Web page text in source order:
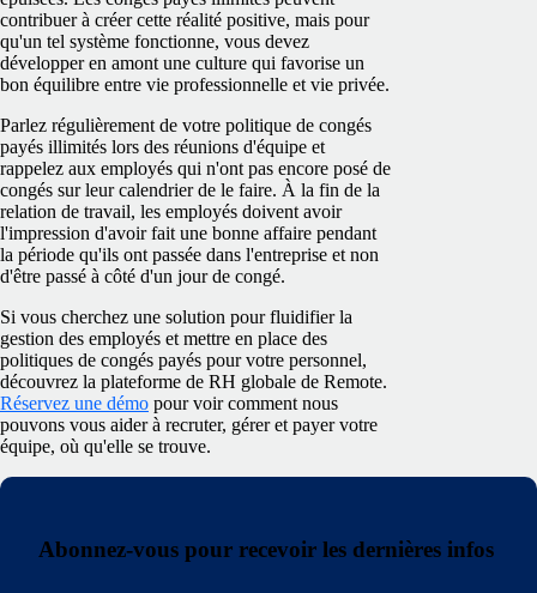
contribuer à créer cette réalité positive, mais pour
qu'un tel système fonctionne, vous devez
développer en amont une culture qui favorise un
bon équilibre entre vie professionnelle et vie privée.
Parlez régulièrement de votre politique de congés
payés illimités lors des réunions d'équipe et
rappelez aux employés qui n'ont pas encore posé de
congés sur leur calendrier de le faire. À la fin de la
relation de travail, les employés doivent avoir
l'impression d'avoir fait une bonne affaire pendant
la période qu'ils ont passée dans l'entreprise et non
d'être passé à côté d'un jour de congé.
Si vous cherchez une solution pour fluidifier la
gestion des employés et mettre en place des
politiques de congés payés pour votre personnel,
découvrez la plateforme de RH globale de Remote.
Réservez une démo pour voir comment nous
pouvons vous aider à recruter, gérer et payer votre
équipe, où qu'elle se trouve.
Abonnez-vous pour recevoir les dernières infos